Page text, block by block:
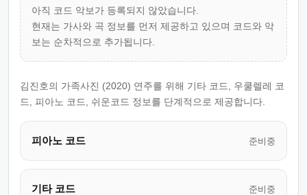
아직 코드 악보가 등록되지 않았습니다.
현재는 가사와 곡 정보를 먼저 제공하고 있으며 코드와 악
보는 순차적으로 추가됩니다.
김진호의 가족사진 (2020) 연주를 위해 기타 코드, 우쿨렐레 코
드, 피아노 코드, 쉬운코드 정보를 단계적으로 제공합니다.
피아노 코드 준비중
기타 코드 준비중